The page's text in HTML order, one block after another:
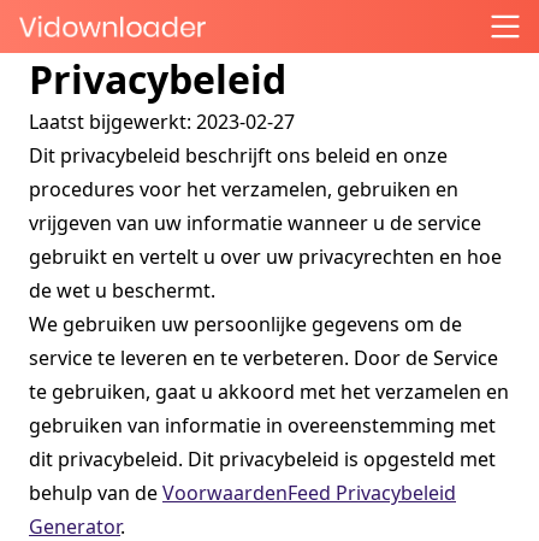
Privacybeleid
Laatst bijgewerkt: 2023-02-27
Dit privacybeleid beschrijft ons beleid en onze
procedures voor het verzamelen, gebruiken en
vrijgeven van uw informatie wanneer u de service
gebruikt en vertelt u over uw privacyrechten en hoe
de wet u beschermt.
We gebruiken uw persoonlijke gegevens om de
service te leveren en te verbeteren. Door de Service
te gebruiken, gaat u akkoord met het verzamelen en
gebruiken van informatie in overeenstemming met
dit privacybeleid. Dit privacybeleid is opgesteld met
behulp van deVoorwaardenFeed Privacybeleid
Generator.